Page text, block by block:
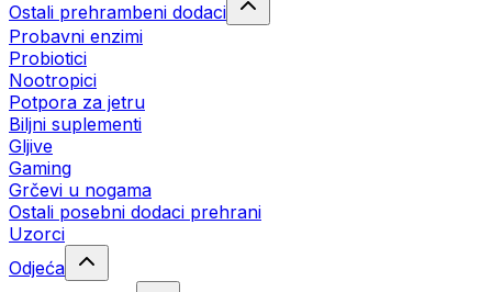
Ostali prehrambeni dodaci
Probavni enzimi
Probiotici
Nootropici
Potpora za jetru
Biljni suplementi
Gljive
Gaming
Grčevi u nogama
Ostali posebni dodaci prehrani
Uzorci
Odjeća